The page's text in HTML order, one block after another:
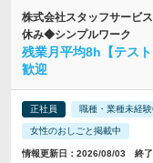
株式会社スタッフサービ
休み◆シンプルワーク
残業月平均8h【テス
歓迎
正社員 職種・業種未経
女性のおしごと掲載中
情報更新日：2026/08/03 終